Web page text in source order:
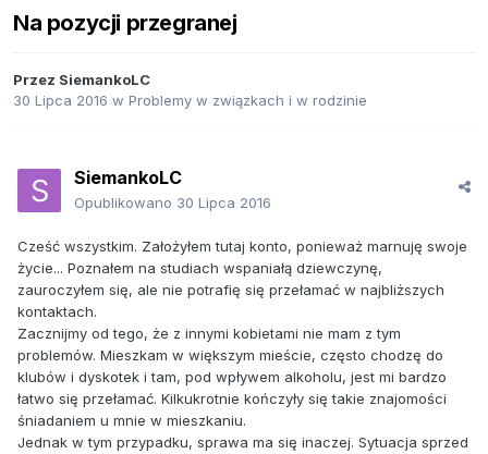
Na pozycji przegranej
Przez SiemankoLC
30 Lipca 2016 w Problemy w związkach i w rodzinie
SiemankoLC
Opublikowano 30 Lipca 2016
Cześć wszystkim. Założyłem tutaj konto, ponieważ marnuję swoje
życie... Poznałem na studiach wspaniałą dziewczynę,
zauroczyłem się, ale nie potrafię się przełamać w najbliższych
kontaktach.
Zacznijmy od tego, że z innymi kobietami nie mam z tym
problemów. Mieszkam w większym mieście, często chodzę do
klubów i dyskotek i tam, pod wpływem alkoholu, jest mi bardzo
łatwo się przełamać. Kilkukrotnie kończyły się takie znajomości
śniadaniem u mnie w mieszkaniu.
Jednak w tym przypadku, sprawa ma się inaczej. Sytuacja sprzed